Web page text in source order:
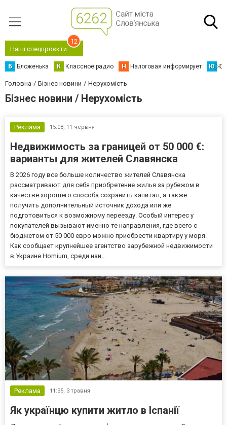
Наші спецпроєкти
12
Б Бложенька К Классное радио Н Налоговая информирует Ю
Головна Бізнес новини Нерухомість
Бізнес новини / Нерухомість
Реклама 15:08, 11 червня
Недвижимость за границей от 50 000 €:
варианты для жителей Славянска
В 2026 году все больше количество жителей Славянска
рассматривают для себя приобретение жилья за рубежом в
качестве хорошего способа сохранить капитал, а также
получить дополнительный источник дохода или же
подготовиться к возможному переезду. Особый интерес у
покупателей вызывают именно те направления, где всего с
бюджетом от 50 000 евро можно приобрести квартиру у моря.
Как сообщает крупнейшее агентство зарубежной недвижимости
в Украине Homium, среди наи...
Реклама 11:35, 3 травня
Як українцю купити житло в Іспанії